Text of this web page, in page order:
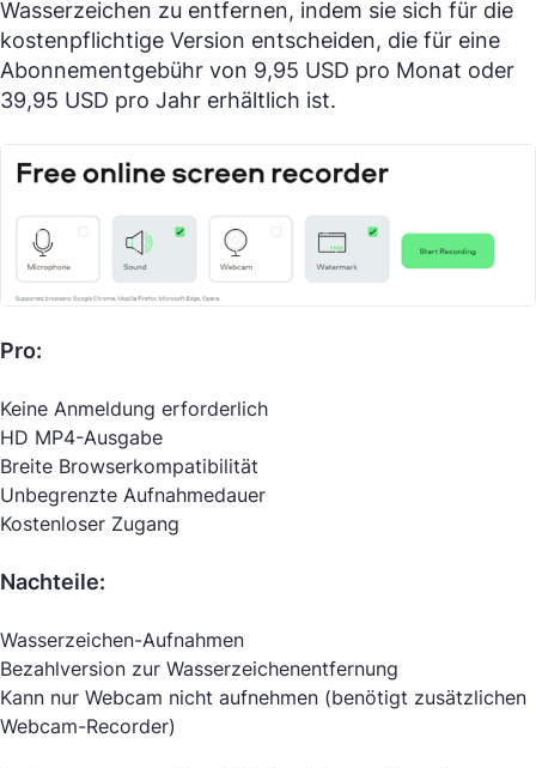
Wasserzeichen zu entfernen, indem sie sich für die
kostenpflichtige Version entscheiden, die für eine
Abonnementgebühr von 9,95 USD pro Monat oder
39,95 USD pro Jahr erhältlich ist.
Pro:
Keine Anmeldung erforderlich
HD MP4-Ausgabe
Breite Browserkompatibilität
Unbegrenzte Aufnahmedauer
Kostenloser Zugang
Nachteile:
Wasserzeichen-Aufnahmen
Bezahlversion zur Wasserzeichenentfernung
Kann nur Webcam nicht aufnehmen (benötigt zusätzlichen
Webcam-Recorder)